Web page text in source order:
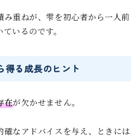
み重ねが、雫を初心者から一人前
いるのです。
得る成長のヒント
在が欠かせません。
確なアドバイスを与え、ときには